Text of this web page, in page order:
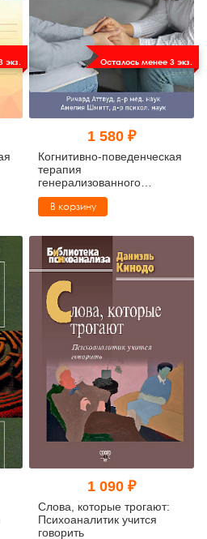
Осталось менее 3 экз.
1 580 ₽
Когнитивно-поведенческая
терапия
генерализованного
тревожного расстройства.
Как преодолеть
неуверенность и страх
В корзину
1 090 ₽
Слова, которые трогают:
Психоаналитик учится
говорить